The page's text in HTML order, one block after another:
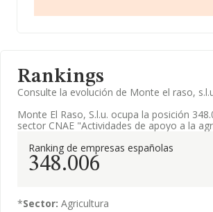
Rankings
Consulte la evolución de Monte el raso,
Monte El Raso, S.l.u. ocupa la posición
sector CNAE "Actividades de apoyo a la
Ranking de empresas españolas
348.006
*Sector: Agricultura